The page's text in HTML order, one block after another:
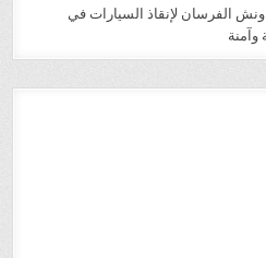
ونش الفرسان لإنقاذ السيارات في